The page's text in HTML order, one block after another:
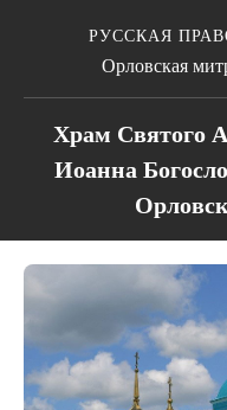
РУССКАЯ
Орловская
Храм Святого
Иоанна